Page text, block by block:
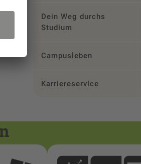
Dein Weg durchs
Studium
Campusleben
Karriereservice